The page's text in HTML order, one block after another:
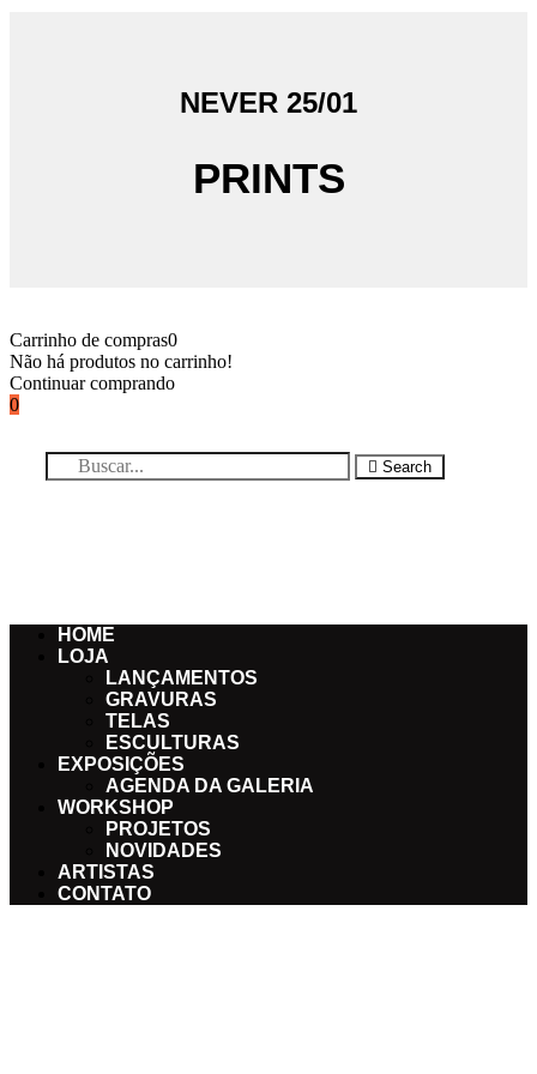
NEVER 25/01
PRINTS
Carrinho de compras0
Não há produtos no carrinho!
Continuar comprando
0
Search
HOME
LOJA
LANÇAMENTOS
GRAVURAS
TELAS
ESCULTURAS
EXPOSIÇÕES
AGENDA DA GALERIA
WORKSHOP
PROJETOS
NOVIDADES
ARTISTAS
CONTATO